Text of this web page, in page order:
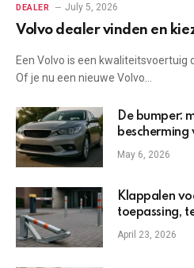
DEALER July 5, 2026
Volvo dealer vinden en
Een Volvo is een kwaliteitsvoertuig
Of je nu een nieuwe Volvo…
De bumper:
bescherming
May 6, 2026
Klappalen
toepassing,
April 23, 2026